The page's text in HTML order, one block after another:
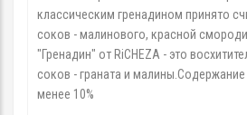
классическим гренадином принято
соков - малинового, красной
"Гренадин" от RiCHEZA - это
соков - граната и малины.Содержание
менее 10%